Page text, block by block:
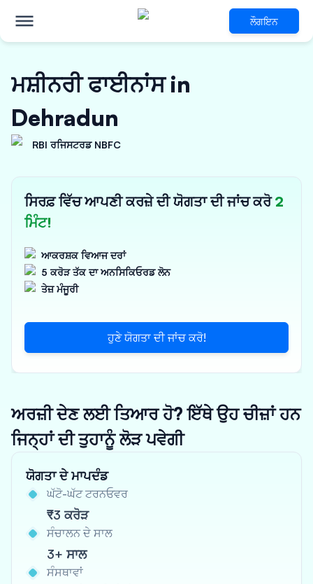
ਲੌਗਇਨ
ਮਸ਼ੀਨਰੀ ਫਾਈਨਾਂਸ in
Dehradun
RBI ਰਜਿਸਟਰਡ NBFC
ਸਿਰਫ਼ ਵਿੱਚ ਆਪਣੀ ਕਰਜ਼ੇ ਦੀ ਯੋਗਤਾ ਦੀ ਜਾਂਚ ਕਰੋ2
ਮਿੰਟ!
ਆਕਰਸ਼ਕ ਵਿਆਜ ਦਰਾਂ
5 ਕਰੋੜ ਤੱਕ ਦਾ ਅਨਸਿਕਿਓਰਡ ਲੋਨ
ਤੇਜ਼ ਮੰਜੂਰੀ
ਹੁਣੇ ਯੋਗਤਾ ਦੀ ਜਾਂਚ ਕਰੋ!
ਅਰਜ਼ੀ ਦੇਣ ਲਈ ਤਿਆਰ ਹੋ? ਇੱਥੇ ਉਹ ਚੀਜ਼ਾਂ ਹਨ
ਜਿਨ੍ਹਾਂ ਦੀ ਤੁਹਾਨੂੰ ਲੋੜ ਪਵੇਗੀ
ਯੋਗਤਾ ਦੇ ਮਾਪਦੰਡ
ਘੱਟੋ-ਘੱਟ ਟਰਨਓਵਰ
₹3 ਕਰੋੜ
ਸੰਚਾਲਨ ਦੇ ਸਾਲ
3+ ਸਾਲ
ਸੰਸਥਾਵਾਂ